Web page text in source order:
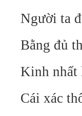
Người ta
Bằng đủ
Kinh nhất
Cái xác